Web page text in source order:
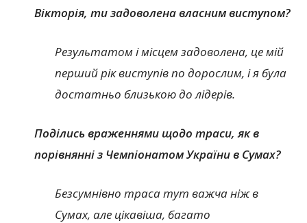
Вікторія, ти задоволена власним виступом?
Результатом і місцем задоволена, це мій
перший рік виступів по дорослим, і я була
достатньо близькою до лідерів.
Поділись враженнями щодо траси, як в
порівнянні з Чемпіонатом України в Сумах?
Безсумнівно траса тут важча ніж в
Сумах, але цікавіша, багато